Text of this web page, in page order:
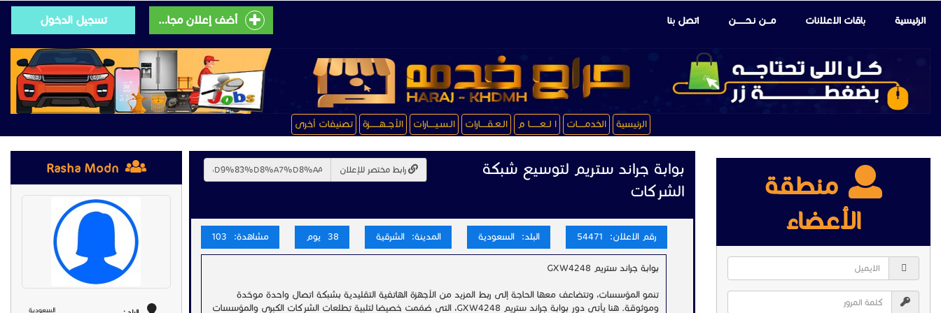
الرئيسية باقات الإعلانات مـــن نـحـــــــن اتصل بنا أضف إعلان مجانى تسجيل الدخول
الرئيسية الخدمـــــات ا لــعـــــــا م الـعـقـــــارات الـسـيـــــارات الأجــهـــــــزة تصنيفات أخرى
منطقة
الأعضاء
بوابة جراند ستريم لتوسيع شبكة
الشركات
رابط مختصر للإعلان
رقم الاعلان: 54471 البلد: السعودية المدينة: الشرقية 38 يوم مشاهدة: 103
بوابة جراند ستريم GXW4248
تنمو المؤسسات، وتتضاعف معها الحاجة إلى ربط المزيد من الأجهزة الهاتفية التقليدية بشبكة اتصال واحدة موحّدة
وموثوقة. هنا يأتي دور بوابة جراند ستريم GXW4248، التي صُمّمت خصيصًا لتلبية تطلعات الشركات الكبرى والمؤسسات
Rasha Modn
السعودية